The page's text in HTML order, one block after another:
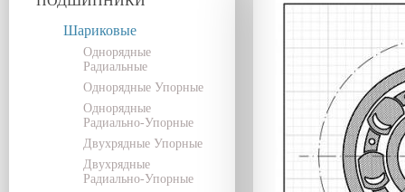
Шариковые
Однорядные
Радиальные
Однорядные Упорные
Однорядные
Радиально-Упорные
Двухрядные Упорные
Двухрядные
Радиально-Упорные